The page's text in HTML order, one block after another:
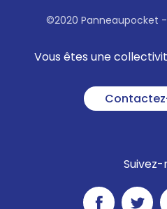
©2020 Panneaupocket
Vous êtes une
Suivez-